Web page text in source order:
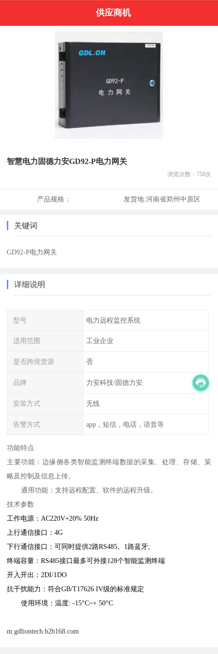
供应商机
智慧电力固德力安GD92-P电力网关
浏览次数： 758次
产品规格： 发货地:河南省郑州中原区
关键词
GD92-P电力网关
详细说明
型号 电力远程监控系统
适用范围 工业企业
是否跨境货源 否
品牌 力安科技/固德力安
安装方式 无线
告警方式 app，短信，电话，语音等
功能特点
主要功能：边缘侧各类智能监测终端数据的采集、处理、存储、策
略及控制及信息上传。
通用功能：支持远程配置、软件的远程升级。
技术参数
工作电源：AC220V+20% 50Hz
上行通信接口：4G
下行通信接口：可同时提供2路RS485、1路蓝牙;
终端容量：RS485接口最多可外接128个智能监测终端
开入开出：2DI/1DO
抗干扰能力：符合GB/T17626 IV级的标准规定
使用环境：温度: -15°C~+ 50°C
m.gdliontech.b2b168.com